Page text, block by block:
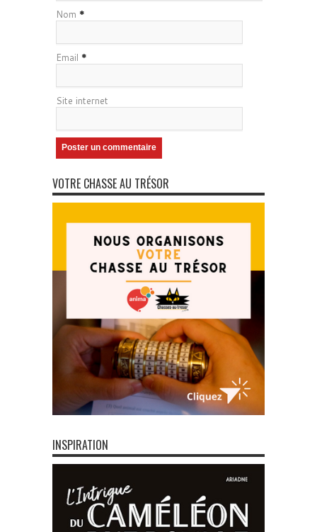
Nom *
Email *
Site internet
VOTRE CHASSE AU TRÉSOR
INSPIRATION